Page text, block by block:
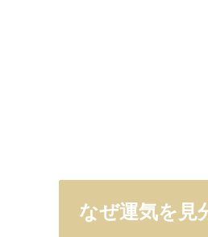
なぜ運気を見